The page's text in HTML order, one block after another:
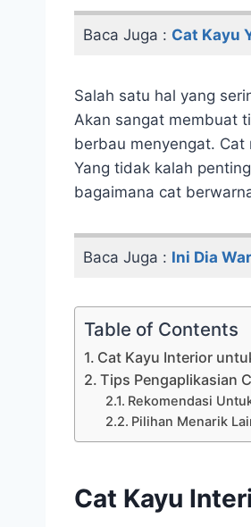
Baca Juga : Cat Kayu
Salah satu hal yang
Akan sangat membuat
berbau menyengat.
Yang tidak kalah
bagaimana cat
Baca Juga : Ini Dia
Table of Contents
Cat Kayu Interior
Tips Pengaplikasian
Rekomendasi
Pilihan Menarik
Cat Kayu